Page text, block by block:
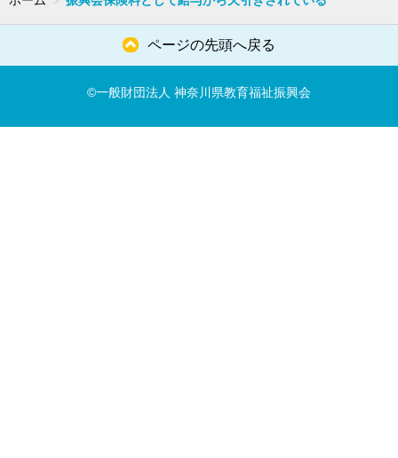
ページの先頭へ戻る
©一般財団法人 神奈川県教育福祉振興会